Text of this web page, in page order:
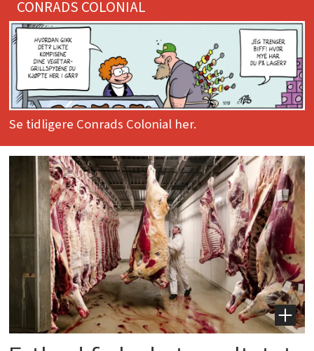
CONRADS COLONIAL
Se tidligere Conrads Colonial her.